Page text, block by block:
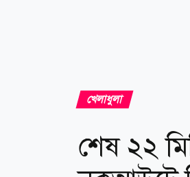
খেলাধুলা
শেষ ২২